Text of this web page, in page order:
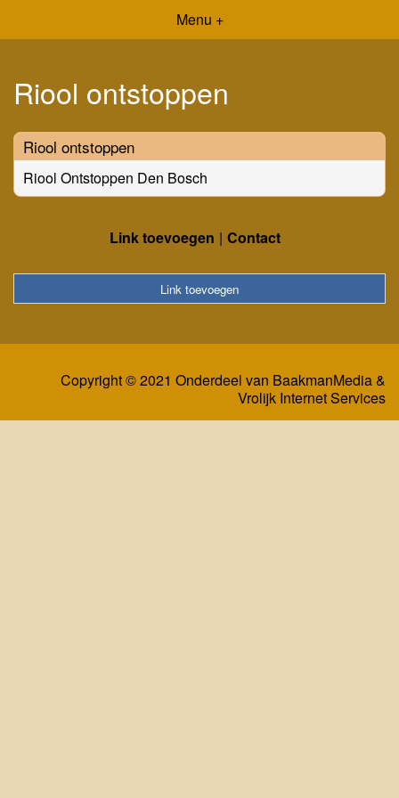
Menu +
Riool ontstoppen
Riool ontstoppen
Riool Ontstoppen Den Bosch
Link toevoegen Contact
Link toevoegen
Copyright © 2021 Onderdeel van BaakmanMedia&
Vrolijk Internet Services